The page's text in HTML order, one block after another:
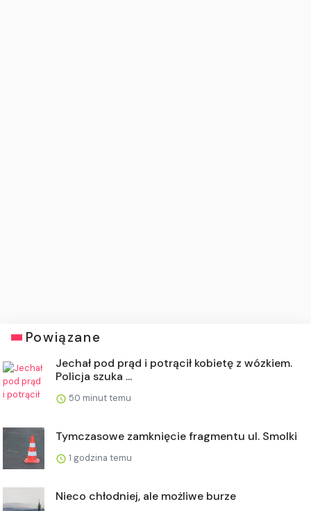
Powiązane
Jechał pod prąd i potrącił kobietę z wózkiem.
Policja szuka ...
50 minut temu
Tymczasowe zamknięcie fragmentu ul. Smolki
1 godzina temu
Nieco chłodniej, ale możliwe burze